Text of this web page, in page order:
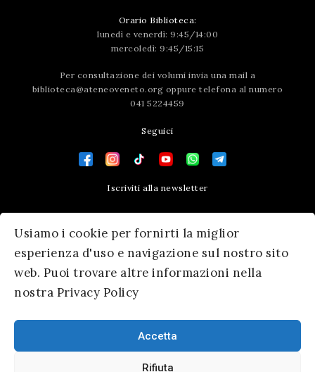
Usiamo i cookie per fornirti la miglior
esperienza d'uso e navigazione sul nostro sito
web. Puoi trovare altre informazioni nella
nostra Privacy Policy
Accetta
Rifiuta
Orario Biblioteca:
lunedì e venerdì: 9:45/14:00
mercoledì: 9:45/15:15
Per consultazione dei volumi invia una mail a
biblioteca@ateneoveneto.org oppure telefona al numero
041 5224459
Seguici
Iscriviti alla newsletter
Contatti